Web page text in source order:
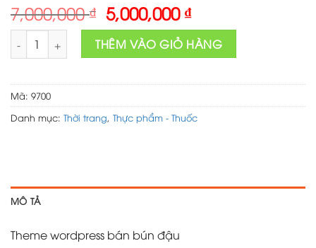
7,000,000₫ Original
price
was:
7,000,000 ₫.
5,000,000₫Current
price
is:
5,000,000 ₫.
Theme wordpress bán bún đậu số lượng
THÊM VÀO GIỎ HÀNG
Mã: 9700
Danh mục: Thời trang, Thực phẩm - Thuốc
MÔ TẢ
Theme wordpress bán bún đậu